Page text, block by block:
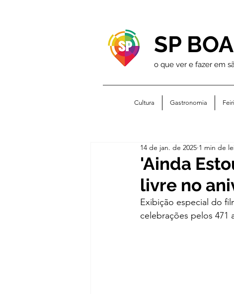
SP
o que ver e fazer em
Cultura Gastronomia
'Ainda
livre no
14 de jan. de 2025 1 min de
Exibição especial do
celebrações pelos 471